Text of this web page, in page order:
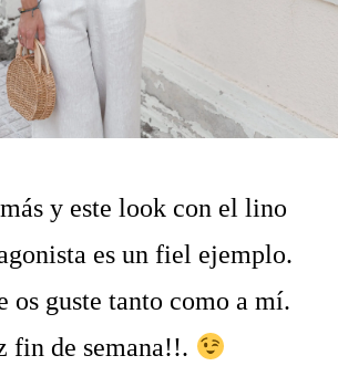
y este look con el lino
es un fiel ejemplo.
os guste tanto como a mí.
fin de semana!!.